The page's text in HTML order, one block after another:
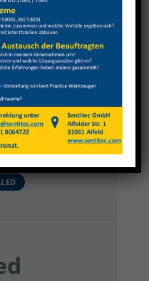
Werkstatt